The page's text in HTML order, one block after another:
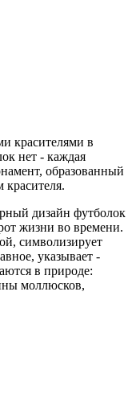
красителями в
нет - каждая
образованный
красителя.
дизайн футболок
жизни во времени.
символизирует
указывает -
в природе:
моллюсков,